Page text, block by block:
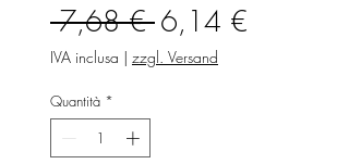
7,68 € Prezzo
regolare
6,14 €
IVA inclusa | zzgl. Versand
Quantità *